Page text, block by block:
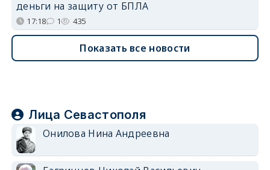
деньги на защиту от БПЛА
17:18 1 435
Показать все новости
Лица Севастополя
Онилова Нина Андреевна